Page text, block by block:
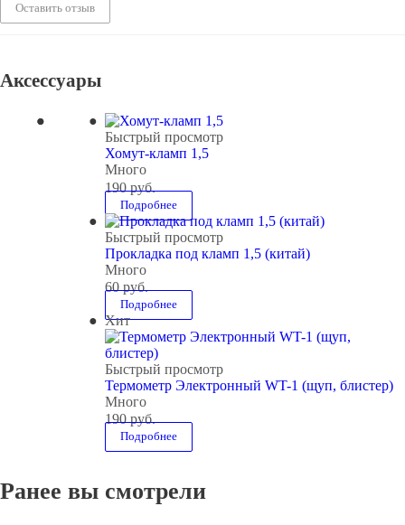
Оставить отзыв
Аксессуары
Быстрый просмотр
Хомут-кламп 1,5
Много
190руб.
Подробнее
Быстрый просмотр
Прокладка под кламп 1,5 (китай)
Много
60руб.
Подробнее
Хит
Быстрый просмотр
Термометр Электронный WT-1 (щуп, блистер)
Много
190руб.
Подробнее
Ранее вы смотрели